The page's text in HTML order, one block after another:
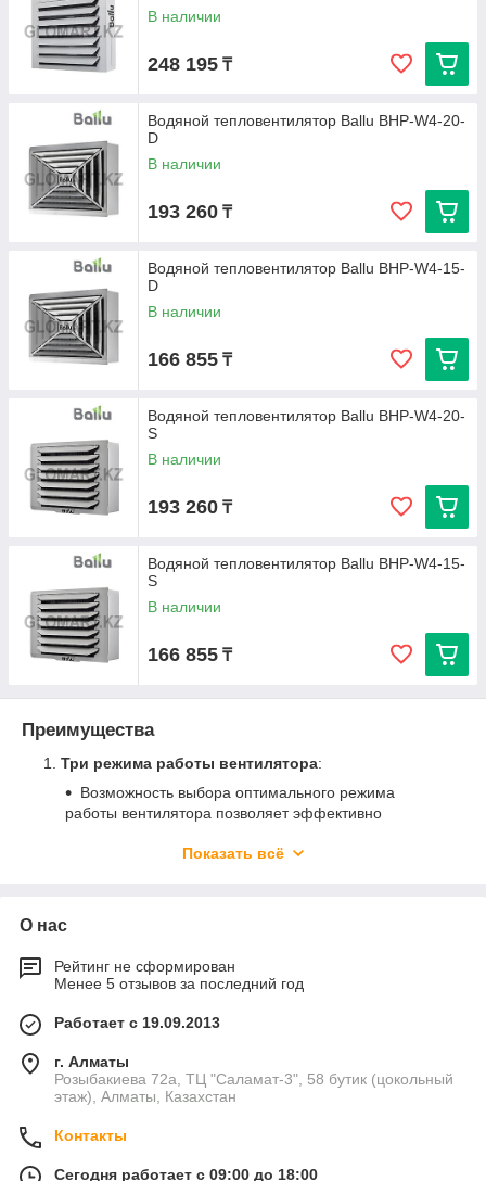
В наличии
248 195 ₸
Водяной тепловентилятор Ballu BHP-W4-20-
D
В наличии
193 260 ₸
Водяной тепловентилятор Ballu BHP-W4-15-
D
В наличии
166 855 ₸
Водяной тепловентилятор Ballu BHP-W4-20-
S
В наличии
193 260 ₸
Водяной тепловентилятор Ballu BHP-W4-15-
S
В наличии
166 855 ₸
Преимущества
Три режима работы вентилятора:
Возможность выбора оптимального режима
работы вентилятора позволяет эффективно
долговечного промышленного пластика, который
обеспечивая долгий срок службы устройства.
Летом устройство может использоваться для
охлаждения помещений, что делает его
универсальным и многофункциональным.
Индивидуальная регулировка каждой ламели
Возможность настройки каждой ламели
направлении, обеспечивая равномерное
Показать всё
О нас
Рейтинг не сформирован
Менее 5 отзывов за последний год
Работает с 19.09.2013
г. Алматы
Розыбакиева 72а, ТЦ "Саламат-3", 58 бутик (цокольный
этаж), Алматы, Казахстан
Контакты
Сегодня работает с 09:00 до 18:00